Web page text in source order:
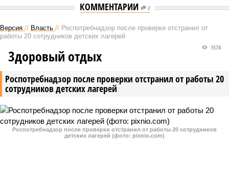
КОММЕНТАРИИ 0
Версия // Власть // Роспотребнадзор после проверки отстранил от
работы 20 сотрудников детских лагерей
Роспотребнадзор после проверки отстранил от работы 20
сотрудников детских лагерей
1574
Здоровый отдых
Роспотребнадзор после проверки отстранил от работы 20 сотрудников
детских лагерей (фото: pixnio.com)